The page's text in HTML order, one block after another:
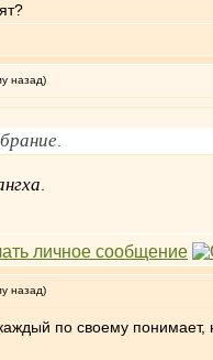
назад)
назад)
по своему